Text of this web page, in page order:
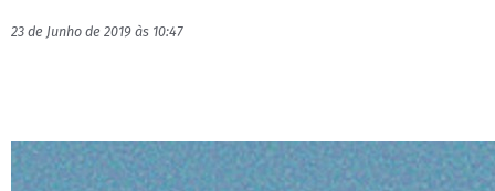
23 de Junho de 2019 às 10:47